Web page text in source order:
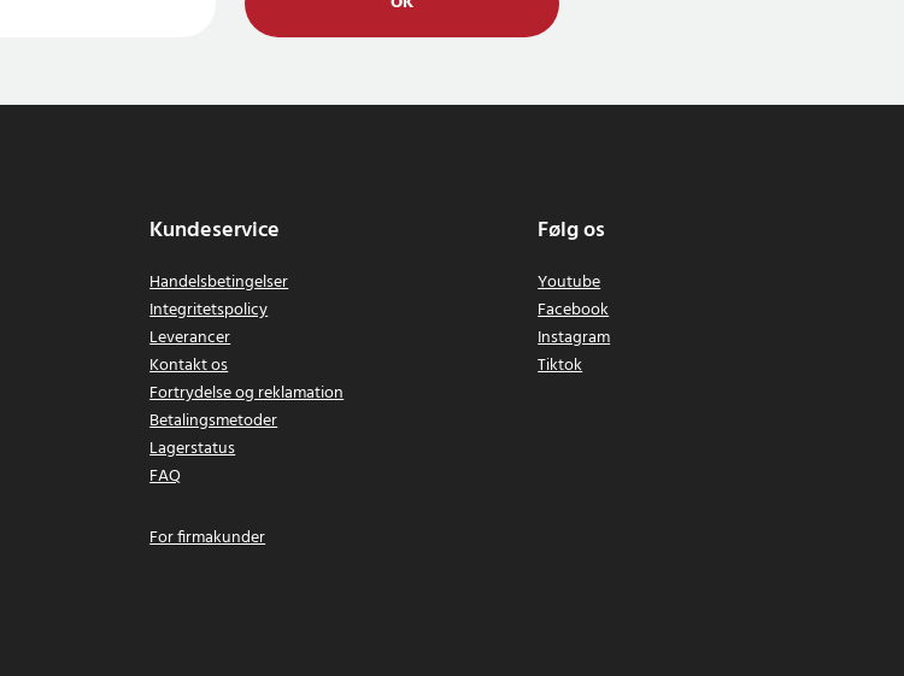
Kundeservice
Handelsbetingelser
Integritetspolicy
Leverancer
Kontakt os
Fortrydelse og reklamation
Betalingsmetoder
Lagerstatus
FAQ
For firmakunder
Følg os
Youtube
Facebook
Instagram
Tiktok